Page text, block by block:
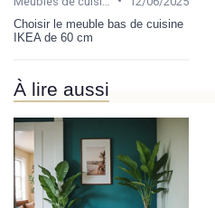
Choisir le meuble bas de cuisine
IKEA de 60 cm
À lire aussi